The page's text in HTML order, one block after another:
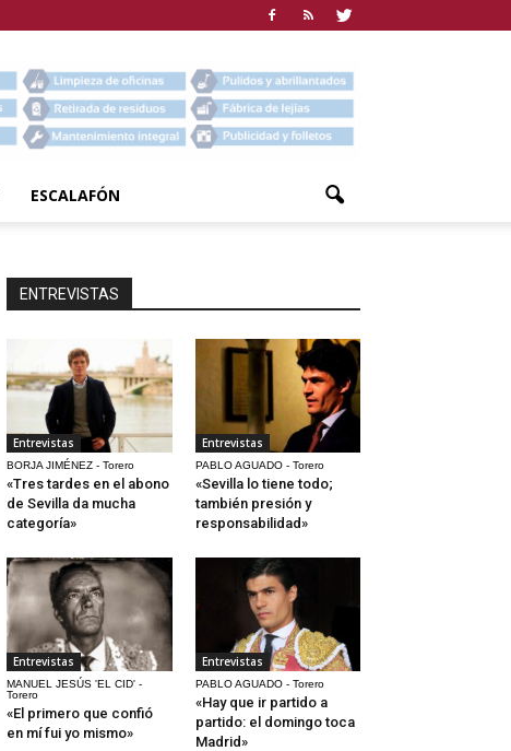
ESCALAFÓN
ENTREVISTAS
Entrevistas
BORJA JIMÉNEZ - Torero
«Tres tardes en el abono
de Sevilla da mucha
categoría»
Entrevistas
PABLO AGUADO - Torero
«Sevilla lo tiene todo;
también presión y
responsabilidad»
Entrevistas
MANUEL JESÚS 'EL CID' -
Torero
«El primero que confió
en mí fui yo mismo»
Entrevistas
PABLO AGUADO - Torero
«Hay que ir partido a
partido: el domingo toca
Madrid»